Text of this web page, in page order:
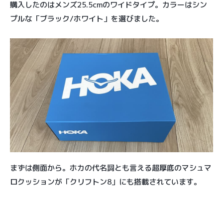
購入したのはメンズ25.5cmのワイドタイプ。カラーはシン
プルな「ブラック/ホワイト」を選びました。
まずは側面から。ホカの代名詞とも言える超厚底のマシュマ
ロクッションが「クリフトン8」にも搭載されています。